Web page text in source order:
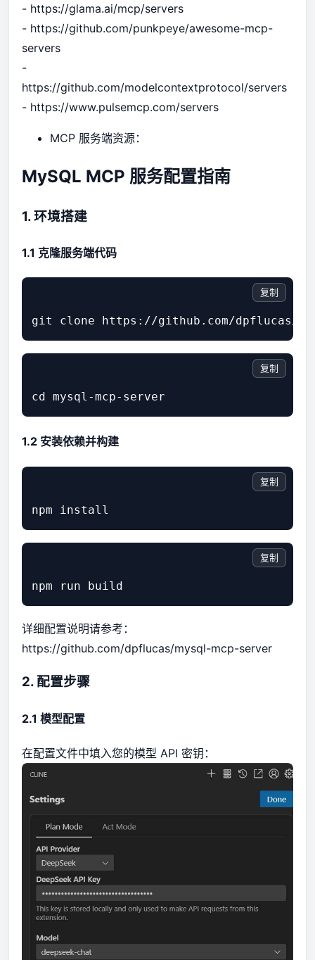
- https://glama.ai/mcp/servers
- https://github.com/punkpeye/awesome-mcp-
servers
-
https://github.com/modelcontextprotocol/servers
- https://www.pulsemcp.com/servers
MCP 服务端资源：
MySQL MCP 服务配置指南
1. 环境搭建
1.1 克隆服务端代码
git clone https://github.com/dpflucas/
复制
cd mysql-mcp-server
复制
1.2 安装依赖并构建
npm install
复制
npm run build
复制
详细配置说明请参考：
https://github.com/dpflucas/mysql-mcp-server
2. 配置步骤
2.1 模型配置
在配置文件中填入您的模型 API 密钥：